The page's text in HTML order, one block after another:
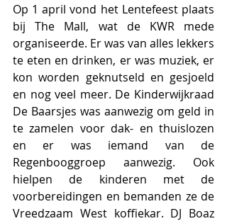
Op 1 april vond het Lentefeest plaats
bij The Mall, wat de KWR mede
organiseerde. Er was van alles lekkers
te eten en drinken, er was muziek, er
kon worden geknutseld en gesjoeld
en nog veel meer. De Kinderwijkraad
De Baarsjes was aanwezig om geld in
te zamelen voor dak- en thuislozen
en er was iemand van de
Regenbooggroep aanwezig. Ook
hielpen de kinderen met de
voorbereidingen en bemanden ze de
Vreedzaam West koffiekar. DJ Boaz